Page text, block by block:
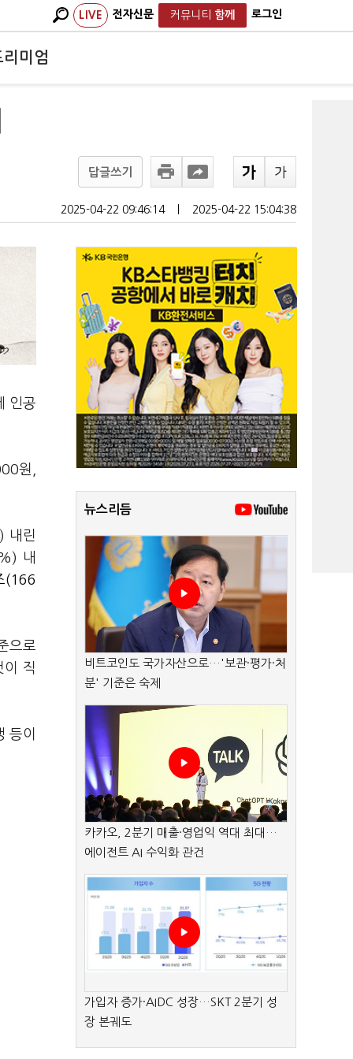
LIVE 전자신문 커뮤니티 함께 로그인
리미엄
답글쓰기
2025-04-22 09:46:14 2025-04-22 15:04:38
인공
원,
내린
내
(166
으로
이 직
등이
뉴스리듬
비트코인도 국가자산으로…'보관·평가·처
분' 기준은 숙제
카카오, 2분기 매출·영업익 역대 최대…
에이전트 AI 수익화 관건
가입자 증가·AIDC 성장…SKT 2분기 성
장 본궤도